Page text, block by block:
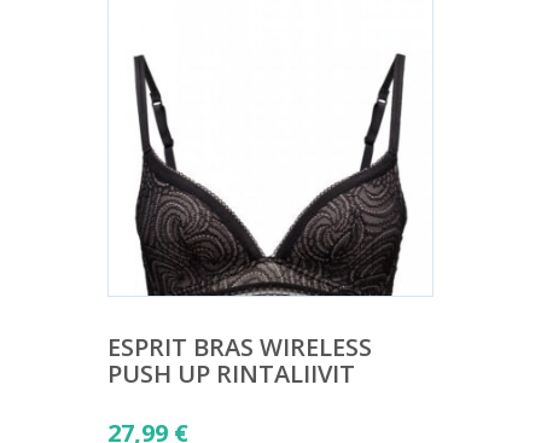
ESPRIT BRAS WIRELESS
PUSH UP RINTALIIVIT
27,99 €